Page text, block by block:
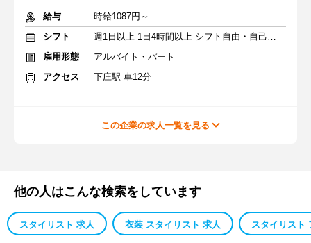
給与
時給1087円～
シフト
週1日以上 1日4時間以上 シフト自由・自己申告
雇用形態
アルバイト・パート
アクセス
下庄駅 車12分
この企業の求人一覧を見る
他の人はこんな検索をしています
スタイリスト 求人 衣装 スタイリスト 求人 スタイリスト